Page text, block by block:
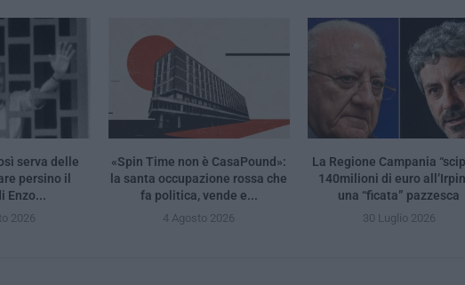
serva delle
persino il
Enzo...
2026
«Spin Time non è CasaPound»:
la santa occupazione rossa che
fa politica, vende e...
4 Agosto 2026
La Regione Campania
140milioni di euro
una “ficata” pazzesca
30 Luglio 2026